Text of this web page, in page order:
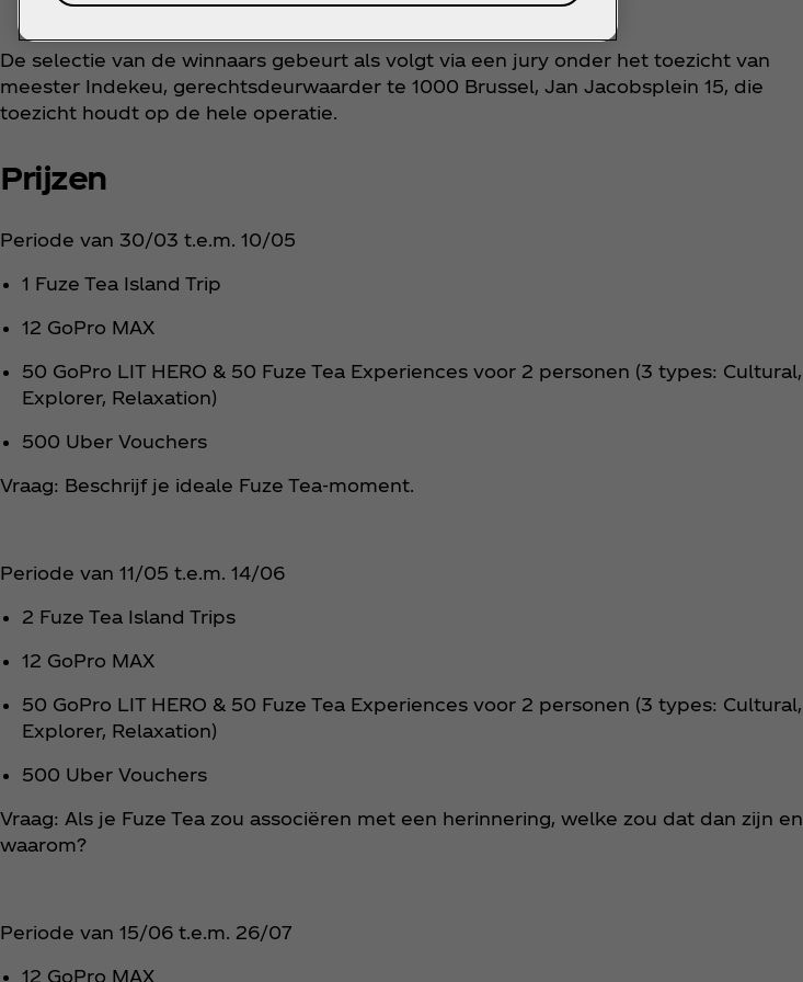
De selectie van de winnaars gebeurt als volgt via een jury onder het toezicht van
meester Indekeu, gerechtsdeurwaarder te 1000 Brussel, Jan Jacobsplein 15, die
toezicht houdt op de hele operatie.
Prijzen
Periode van 30/03 t.e.m. 10/05
1 Fuze Tea Island Trip
12 GoPro MAX
50 GoPro LIT HERO & 50 Fuze Tea Experiences voor 2 personen (3 types: Cultural,
Explorer, Relaxation)
500 Uber Vouchers
Vraag: Beschrijf je ideale Fuze Tea-moment.
Periode van 11/05 t.e.m. 14/06
2 Fuze Tea Island Trips
12 GoPro MAX
50 GoPro LIT HERO & 50 Fuze Tea Experiences voor 2 personen (3 types: Cultural,
Explorer, Relaxation)
500 Uber Vouchers
Vraag: Als je Fuze Tea zou associëren met een herinnering, welke zou dat dan zijn en
waarom?
Periode van 15/06 t.e.m. 26/07
12 GoPro MAX